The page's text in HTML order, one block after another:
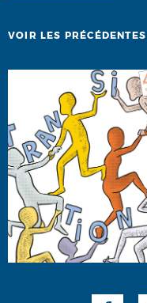
VOIR LES